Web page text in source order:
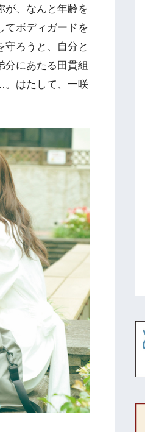
が、なんと年齢を
てボディガードを
守ろうと、自分と
分にあたる田貫組
。はたして、一咲